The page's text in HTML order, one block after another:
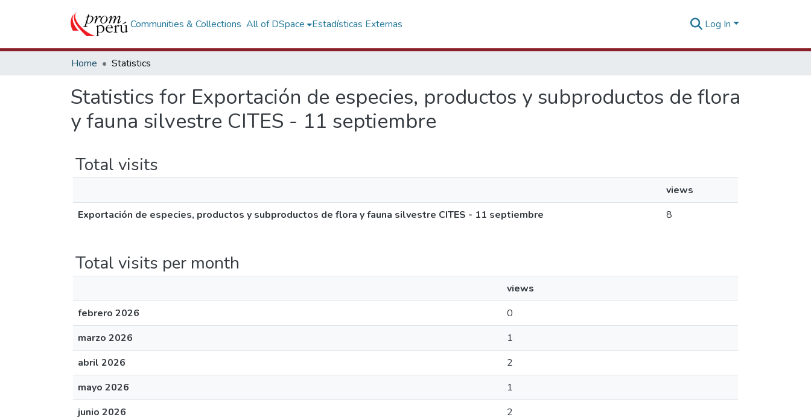
Communities & Collections All of DSpace Estadísticas Externas Log In
Home Statistics
Statistics for Exportación de especies, productos y subproductos de flora
y fauna silvestre CITES - 11 septiembre
Total visits
views
Exportación de especies, productos y subproductos de flora y fauna silvestre CITES - 11 septiembre
8
Total visits per month
views
febrero 2026
0
marzo 2026
1
abril 2026
2
mayo 2026
1
junio 2026
2